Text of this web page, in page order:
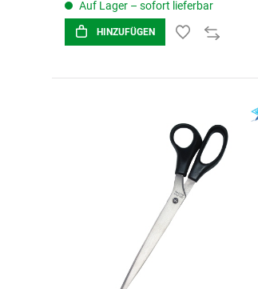
Auf Lager – sofort lieferbar
HINZUFÜGEN